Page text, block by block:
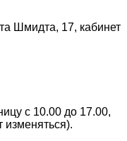
Шмидта, 17, кабинет
с 10.00 до 17.00,